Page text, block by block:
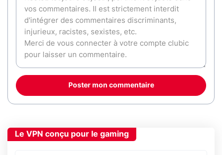
Poster mon commentaire
Le VPN conçu pour le gaming